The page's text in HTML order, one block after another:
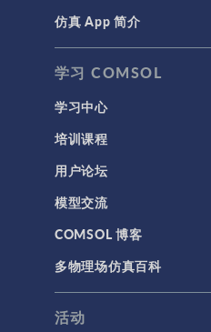
仿真 App 简介
学习 COMSOL
学习中心
培训课程
用户论坛
模型交流
COMSOL 博客
多物理场仿真百科
活动